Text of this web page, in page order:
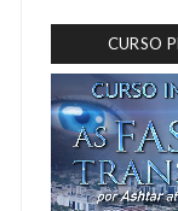
CURSO